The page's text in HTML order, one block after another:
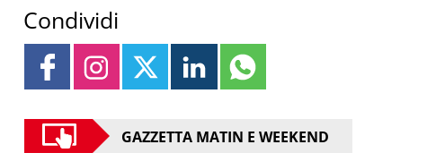
Condividi
GAZZETTA MATIN E WEEKEND